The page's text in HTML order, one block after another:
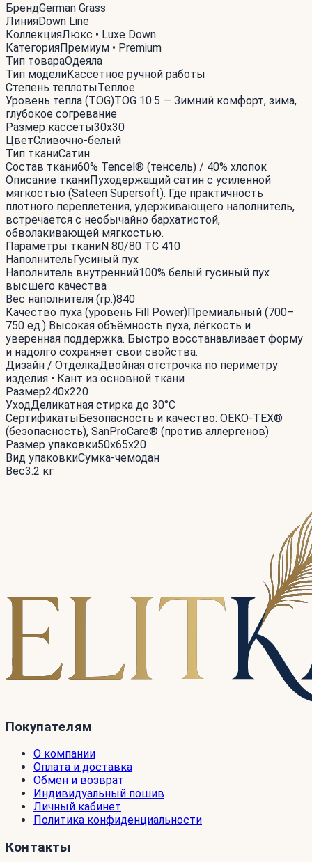
БрендGerman Grass
ЛинияDown Line
КоллекцияЛюкс • Luxe Down
КатегорияПремиум • Premium
Тип товараОдеяла
Тип моделиКассетное ручной работы
Степень теплотыТеплое
Уровень тепла (TOG)TOG 10.5 — Зимний комфорт, зима,
глубокое согревание
Размер кассеты30x30
ЦветСливочно-белый
Тип тканиСатин
Состав ткани60% Tencel® (тенсель) / 40% хлопок
Описание тканиПуходержащий сатин с усиленной
мягкостью (Sateen Supersoft). Где практичность
плотного переплетения, удерживающего наполнитель,
встречается с необычайно бархатистой,
обволакивающей мягкостью.
Параметры тканиN 80/80 TC 410
НаполнительГусиный пух
Наполнитель внутренний100% белый гусиный пух
высшего качества
Вес наполнителя (гр.)840
Качество пуха (уровень Fill Power)Премиальный (700–
750 ед.) Высокая объёмность пуха, лёгкость и
уверенная поддержка. Быстро восстанавливает форму
и надолго сохраняет свои свойства.
Дизайн / ОтделкаДвойная отстрочка по периметру
изделия • Кант из основной ткани
Размер240x220
УходДеликатная стирка до 30°С
СертификатыБезопасность и качество: OEKO-TEX®
(безопасность), SanProCare® (против аллергенов)
Размер упаковки50x65x20
Вид упаковкиСумка-чемодан
Вес3.2 кг
Покупателям
О компании
Оплата и доставка
Обмен и возврат
Индивидуальный пошив
Личный кабинет
Политика конфиденциальности
Контакты